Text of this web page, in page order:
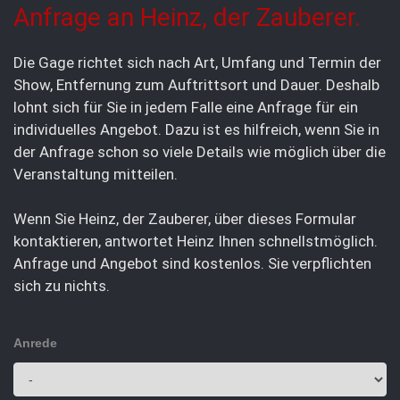
Anfrage an Heinz, der Zauberer.
Die Gage richtet sich nach Art, Umfang und Termin der
Show, Entfernung zum Auftrittsort und Dauer. Deshalb
lohnt sich für Sie in jedem Falle eine Anfrage für ein
individuelles Angebot. Dazu ist es hilfreich, wenn Sie in
der Anfrage schon so viele Details wie möglich über die
Veranstaltung mitteilen.
Wenn Sie Heinz, der Zauberer, über dieses Formular
kontaktieren, antwortet Heinz Ihnen schnellstmöglich.
Anfrage und Angebot sind kostenlos. Sie verpflichten
sich zu nichts.
Anrede